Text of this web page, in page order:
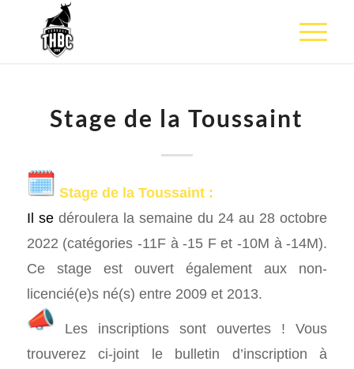
Stage de la Toussaint
Stage de la Toussaint :
Il sedéroulera la semaine du 24 au 28 octobre
2022 (catégories -11F à -15 F et -10M à -14M).
Ce stage est ouvert également aux non-
licencié(e)s né(s) entre 2009 et 2013.
Les inscriptions sont ouvertes ! Vous
trouverez ci-joint le bulletin d’inscription à